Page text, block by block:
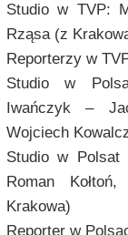
Studio w TVP:
Rząsa (z
Reporterzy w
Studio w
Iwańczyk –
Wojciech
Studio w
Roman
Krakowa)
Reporter w